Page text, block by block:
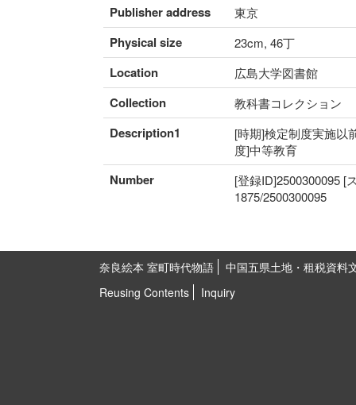
Publisher address 東京
Physical size 23cm, 46丁
Location 広島大学図書館
Collection 教科書コレクション
Description1
[時期]検定制度実施以
度]中等教育
Number
[登録ID]2500300095 [
1875/2500300095
奈良絵本 室町時代物語
中国五県土地・租税資料
Reusing Contents
Inquiry